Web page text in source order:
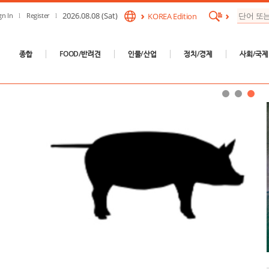
In Register 2026.08.08 (Sat) KOREA Edition
종합 FOOD/반려견 인물/산업 정치/경제 사회/국제